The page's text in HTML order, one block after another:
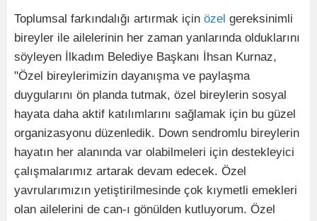
Toplumsal farkındalığı artırmak için özel gereksinimli
bireyler ile ailelerinin her zaman yanlarında olduklarını
söyleyen İlkadım Belediye Başkanı İhsan Kurnaz,
"Özel bireylerimizin dayanışma ve paylaşma
duygularını ön planda tutmak, özel bireylerin sosyal
hayata daha aktif katılımlarını sağlamak için bu güzel
organizasyonu düzenledik. Down sendromlu bireylerin
hayatın her alanında var olabilmeleri için destekleyici
çalışmalarımız artarak devam edecek. Özel
yavrularımızın yetiştirilmesinde çok kıymetli emekleri
olan ailelerini de can-ı gönülden kutluyorum. Özel